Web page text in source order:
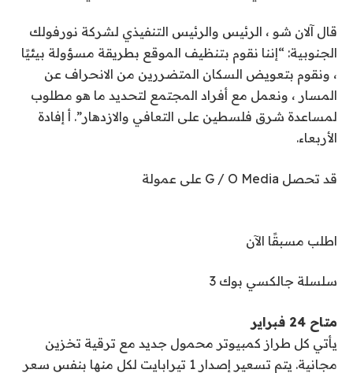
قال آلان شو ، الرئيس والرئيس التنفيذي لشركة نورفولك
الجنوبية: “إننا نقوم بتنظيف الموقع بطريقة مسؤولة بيئيًا
، ونقوم بتعويض السكان المتضررين من الانحراف عن
المسار ، ونعمل مع أفراد المجتمع لتحديد ما هو مطلوب
لمساعدة شرق فلسطين على التعافي والازدهار”. أ إفادة
الأربعاء.
قد تحصل G / O Media على عمولة
اطلب مسبقًا الآن
سلسلة جالكسي بوك 3
متاح 24 فبراير
يأتي كل طراز كمبيوتر محمول جديد مع ترقية تخزين
مجانية. يتم تسعير إصدار 1 تيرابايت لكل منها بنفس سعر